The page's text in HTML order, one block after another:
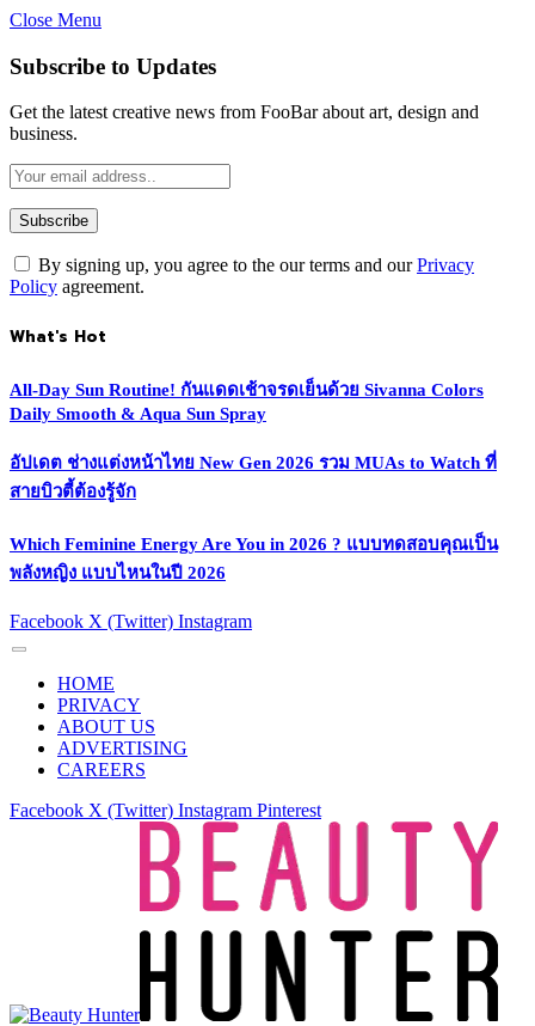
Close Menu
Subscribe to Updates
Get the latest creative news from FooBar about art, design and
business.
By signing up, you agree to the our terms and ourPrivacy
Policy agreement.
What's Hot
All-Day Sun Routine! กันแดดเช้าจรดเย็นด้วย Sivanna Colors
Daily Smooth & Aqua Sun Spray
อัปเดต ช่างแต่งหน้าไทย New Gen 2026 รวม MUAs to Watch ที่
สายบิวตี้ต้องรู้จัก
Which Feminine Energy Are You in 2026 ? แบบทดสอบคุณเป็น
พลังหญิง แบบไหนในปี 2026
Facebook X (Twitter) Instagram
HOME
PRIVACY
ABOUT US
ADVERTISING
CAREERS
Facebook X (Twitter) Instagram Pinterest